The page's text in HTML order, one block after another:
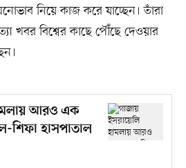
নিয়ে কাজ করে যাচ্ছেন। তাঁরা
খবর বিশ্বের কাছে পৌঁছে দেওয়ার
আরও এক
শিফা হাসপাতাল